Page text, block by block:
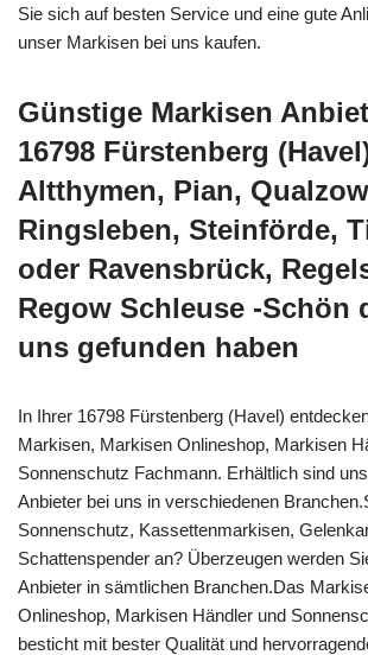
Sie sich auf besten Service und eine gute
unser Markisen bei uns kaufen.
Günstige Markisen
16798 Fürstenberg
Altthymen, Pian,
Ringsleben, Steinförde,
oder Ravensbrück,
Regow Schleuse -Schön
uns gefunden haben
In Ihrer 16798 Fürstenberg (Havel)
Markisen, Markisen Onlineshop, Markisen
Sonnenschutz Fachmann. Erhältlich sind
Anbieter bei uns in verschiedenen
Sonnenschutz, Kassettenmarkisen,
Schattenspender an? Überzeugen werden
Anbieter in sämtlichen Branchen.Das
Onlineshop, Markisen Händler und
besticht mit bester Qualität und